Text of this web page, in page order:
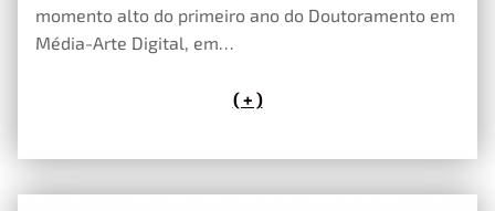
momento alto do primeiro ano do Doutoramento em
Média-Arte Digital, em…
( + )